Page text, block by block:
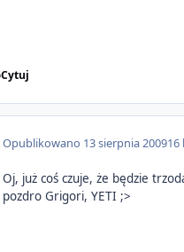
Cytuj
Opublikowano 13 sierpnia 200916 l
Oj, już coś czuje, że będzie
pozdro Grigori, YETI ;>